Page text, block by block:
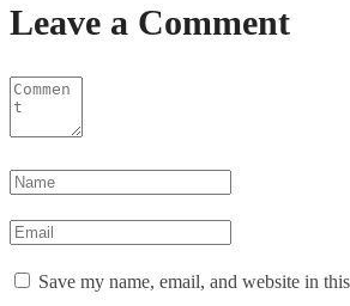
Leave a Comment
Save my name, email, and website in